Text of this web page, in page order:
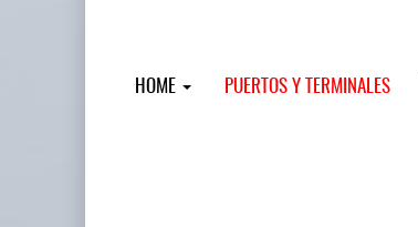
HOME PUERTOS Y TERMINALES